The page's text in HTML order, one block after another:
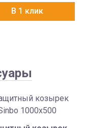
В 1 клик